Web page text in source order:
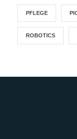
PFLEGE
ROBOTICS